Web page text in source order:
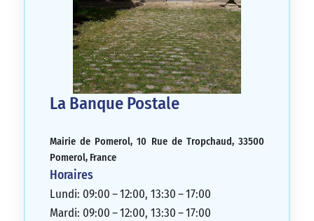
La Banque Postale
Mairie de Pomerol, 10 Rue de Tropchaud, 33500
Pomerol, France
Horaires
Lundi: 09:00 – 12:00, 13:30 – 17:00
Mardi: 09:00 – 12:00, 13:30 – 17:00